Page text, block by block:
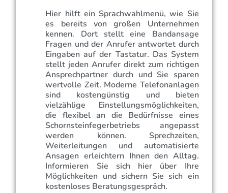
Hier hilft ein Sprachwahlmenü, wie Sie
es bereits von großen Unternehmen
kennen. Dort stellt eine Bandansage
Fragen und der Anrufer antwortet durch
Eingaben auf der Tastatur. Das System
stellt jeden Anrufer direkt zum richtigen
Ansprechpartner durch und Sie sparen
wertvolle Zeit. Moderne Telefonanlagen
sind kostengünstig und bieten
vielzählige Einstellungsmöglichkeiten,
die flexibel an die Bedürfnisse eines
Schornsteinfegerbetriebs angepasst
werden können. Sprechzeiten,
Weiterleitungen und automatisierte
Ansagen erleichtern Ihnen den Alltag.
Informieren Sie sich hier über Ihre
Möglichkeiten und sichern Sie sich ein
kostenloses Beratungsgespräch.